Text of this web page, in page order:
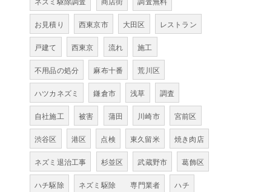
お見積り 西東京市 大田区 レストラン
戸建て 西東京 流れ 施工
不用品の処分 麻布十番 荒川区
ハツカネズミ 鎌倉市 浅草 調査
自社施工 被害 蒲田 川崎市 宮前区
渋谷区 港区 点検 東久留米 焼き肉店
ネズミ退治工事 杉並区 武蔵野市 葛飾区
ハチ駆除 ネズミ駆除 専門業者 ハチ